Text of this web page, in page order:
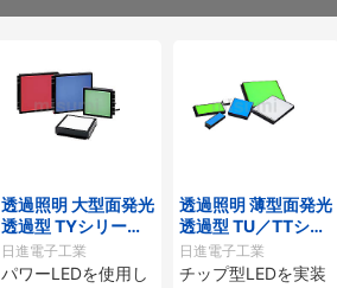
透過照明 大型面発光
透過型 TYシリー
ズ・THシリーズ
日進電子工業
パワーLEDを使用し
透過照明 薄型面発光
透過型 TU／TTシリ
ーズ
日進電子工業
チップ型LEDを実装